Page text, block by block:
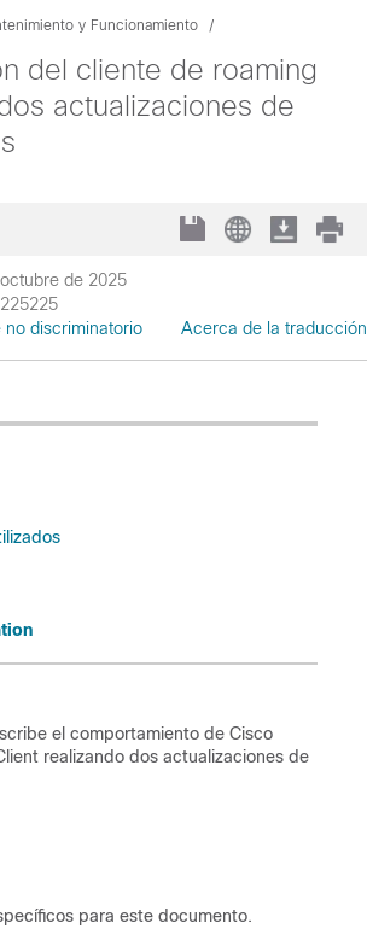
y Funcionamiento
del cliente de roaming
actualizaciones de
de 2025
225225
no discriminatorio
Acerca de la traducción
el comportamiento de Cisco
realizando dos actualizaciones de
para este documento.